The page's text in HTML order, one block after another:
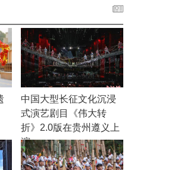
中国大型长征文化沉浸
式演艺剧目《伟大转
折》2.0版在贵州遵义上
演